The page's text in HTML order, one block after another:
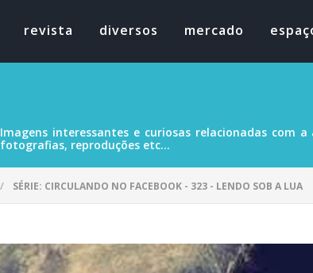
revista diversos mercado
Imagens interessantes e curiosas relacionadas com
fotografias, reproduções etc...
SÉRIE: CIRCULANDO NO FACEBOOK - 323 - LENDO SOB A LUA